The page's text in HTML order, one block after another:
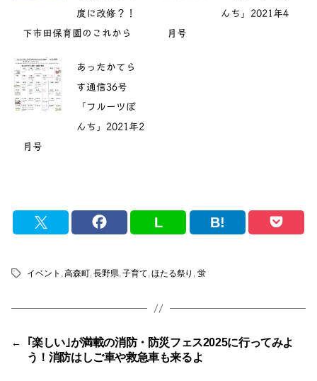
度に改修？！
下市田保育園のこれから
んち」2021年4
月号
あったかてら
す通信36号
「フルーツぽ
んち」2021年2
月号
L B!
タ
イベント ,高森町,長野県,子育て,ほたる祭り , 蛍
←
｢楽しい｣が満載の消防・防災フェス2025に行ってみよ
う！消防はしご車や救急車も来るよ